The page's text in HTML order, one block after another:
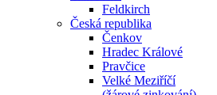
Feldkirch
Česká republika
Čenkov
Hradec Králové
Pravčice
Velké Meziříčí